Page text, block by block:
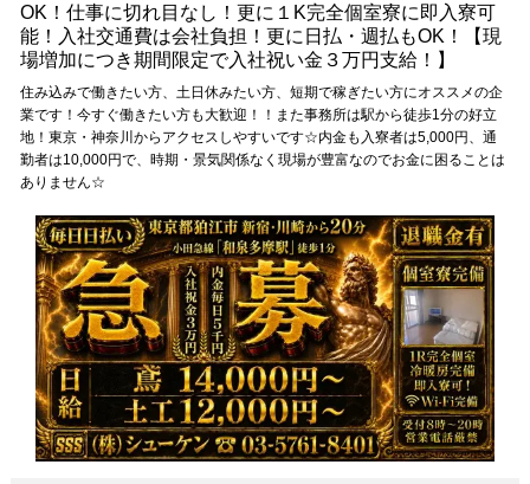
OK！仕事に切れ目なし！更に１K完全個室寮に即入寮可
能！入社交通費は会社負担！更に日払・週払もOK！【現
場増加につき期間限定で入社祝い金３万円支給！】
住み込みで働きたい方、土日休みたい方、短期で稼ぎたい方にオススメの企
業です！今すぐ働きたい方も大歓迎！！また事務所は駅から徒歩1分の好立
地！東京・神奈川からアクセスしやすいです☆内金も入寮者は5,000円​、通
勤者は10,000円で、時期・景気関係なく現場が豊富なのでお金に困ることは
ありません☆